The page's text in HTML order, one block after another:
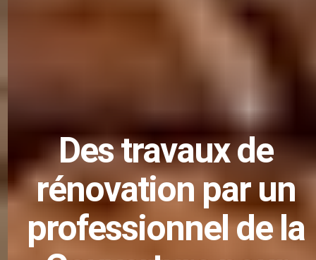
Destravaux de
rénovationpar un
professionnel de la